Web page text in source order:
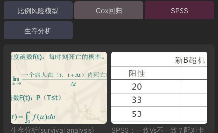
比例风险模型 Cox回归 SPSS
生存分析
生存分析(survival analysis)
SPSS：一致Vs不一致？配对卡